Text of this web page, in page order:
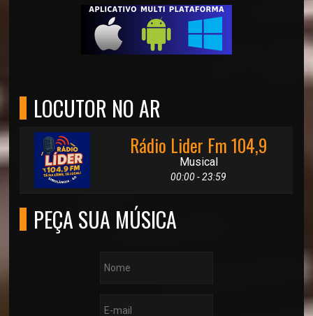
LOCUTOR NO AR
Rádio Lider Fm 104,9
Musical
00:00 - 23:59
PEÇA SUA MÚSICA